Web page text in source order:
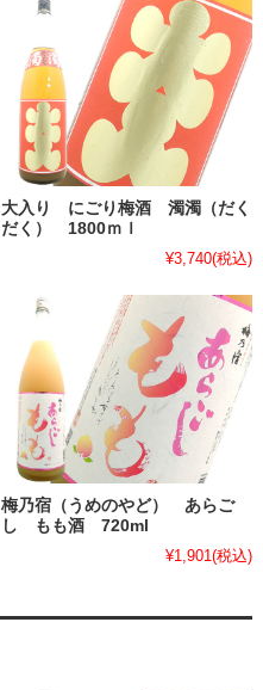
大入り にごり梅酒 濁濁（だく
だく） 1800ｍｌ
¥3,740(税込)
梅乃宿（うめのやど） あらご
し もも酒 720ml
¥1,901(税込)